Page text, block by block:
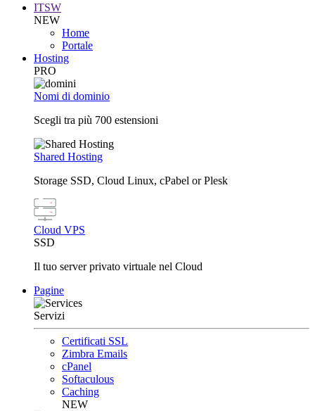
ITSW
NEW
Home
Portale
Hosting
PRO
Nomi di dominio
Scegli tra più 700 estensioni
Shared Hosting
Storage SSD, Cloud Linux, cPabel or Plesk
Cloud VPS
SSD
Il tuo server privato virtuale nel Cloud
Pagine
Servizi
Certificati SSL
Zimbra Emails
cPanel
Softaculous
Caching
NEW